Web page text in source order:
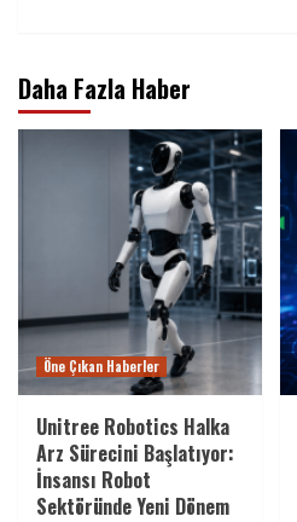
Daha Fazla Haber
Öne Çıkan Haberler
Unitree Robotics Halka
Arz Sürecini Başlatıyor:
İnsansı Robot
Sektöründe Yeni Dönem